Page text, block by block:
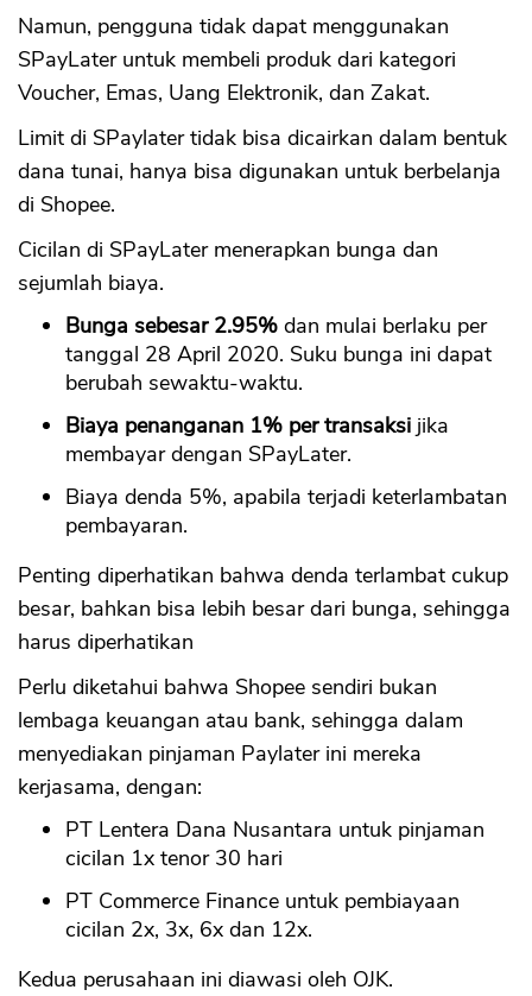
Namun, pengguna tidak dapat menggunakan
SPayLater untuk membeli produk dari kategori
Voucher, Emas, Uang Elektronik, dan Zakat.
Limit di SPaylater tidak bisa dicairkan dalam bentuk
dana tunai, hanya bisa digunakan untuk berbelanja
di Shopee.
Cicilan di SPayLater menerapkan bunga dan
sejumlah biaya.
Bunga sebesar 2.95% dan mulai berlaku per
tanggal 28 April 2020. Suku bunga ini dapat
berubah sewaktu-waktu.
Biaya penanganan 1% per transaksi jika
membayar dengan SPayLater.
Biaya denda 5%, apabila terjadi keterlambatan
pembayaran.
Penting diperhatikan bahwa denda terlambat cukup
besar, bahkan bisa lebih besar dari bunga, sehingga
harus diperhatikan
Perlu diketahui bahwa Shopee sendiri bukan
lembaga keuangan atau bank, sehingga dalam
menyediakan pinjaman Paylater ini mereka
kerjasama, dengan:
PT Lentera Dana Nusantara untuk pinjaman
cicilan 1x tenor 30 hari
PT Commerce Finance untuk pembiayaan
cicilan 2x, 3x, 6x dan 12x.
Kedua perusahaan ini diawasi oleh OJK.